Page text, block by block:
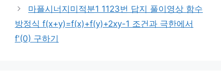
마플시너지미적분1 1123번 답지 풀이영상 함수
방정식 f(x+y)=f(x)+f(y)+2xy-1 조건과 극한에서
f'(0) 구하기